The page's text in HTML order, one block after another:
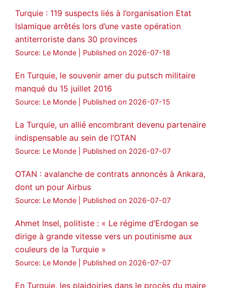
Turquie : 119 suspects liés à l’organisation Etat
Islamique arrêtés lors d’une vaste opération
antiterroriste dans 30 provinces
Source: Le Monde Published on 2026-07-18
En Turquie, le souvenir amer du putsch militaire
manqué du 15 juillet 2016
Source: Le Monde Published on 2026-07-15
La Turquie, un allié encombrant devenu partenaire
indispensable au sein de l’OTAN
Source: Le Monde Published on 2026-07-07
OTAN : avalanche de contrats annoncés à Ankara,
dont un pour Airbus
Source: Le Monde Published on 2026-07-07
Ahmet Insel, politiste : « Le régime d’Erdogan se
dirige à grande vitesse vers un poutinisme aux
couleurs de la Turquie »
Source: Le Monde Published on 2026-07-07
En Turquie, les plaidoiries dans le procès du maire